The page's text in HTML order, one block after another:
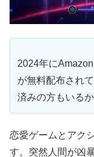
2024年に
が無料配布され
済みの方もいる
恋愛ゲームとアク
す。突然人間が凶